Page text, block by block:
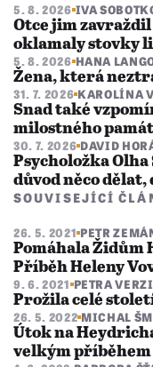
5. 8. 2026 IVA
Otce jim zavraždil
oklamaly stovky
5. 8. 2026 HANA
Žena, která
31. 7. 2026 KAROLÍNA
Snad také
milostného
30. 7. 2026 DAVID
Psycholožka
důvod něco
SOUVISEJÍCÍ
26. 5. 2021 PETR
Pomáhala Židům
Příběh Heleny
9. 6. 2021 PETRA
Prožila celé
26. 5. 2022 MICHAL
Útok na
velkým příběhem